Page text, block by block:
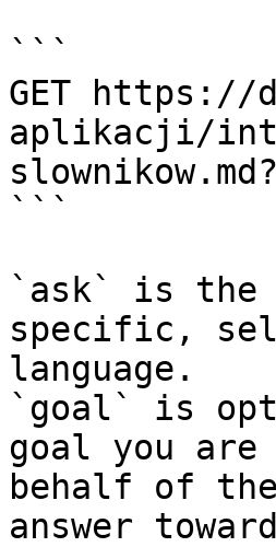
```
GET https://
aplikacji/
```
`ask` is the
specific,
language.
`goal` is
goal you
behalf of
answer